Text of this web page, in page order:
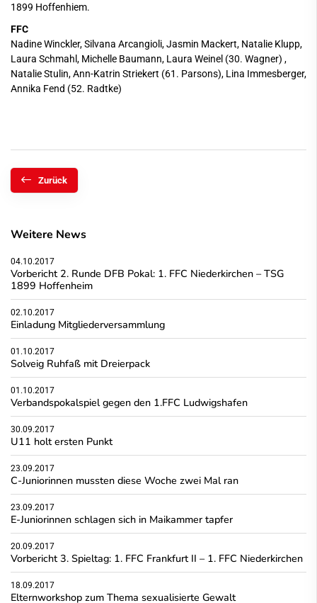
1899 Hoffenhiem.
FFC
Nadine Winckler, Silvana Arcangioli, Jasmin Mackert, Natalie Klupp,
Laura Schmahl, Michelle Baumann, Laura Weinel (30. Wagner) ,
Natalie Stulin, Ann-Katrin Striekert (61. Parsons), Lina Immesberger,
Annika Fend (52. Radtke)
Zurück
Weitere News
04.10.2017
Vorbericht 2. Runde DFB Pokal: 1. FFC Niederkirchen – TSG
1899 Hoffenheim
02.10.2017
Einladung Mitgliederversammlung
01.10.2017
Solveig Ruhfaß mit Dreierpack
01.10.2017
Verbandspokalspiel gegen den 1.FFC Ludwigshafen
30.09.2017
U11 holt ersten Punkt
23.09.2017
C-Juniorinnen mussten diese Woche zwei Mal ran
23.09.2017
E-Juniorinnen schlagen sich in Maikammer tapfer
20.09.2017
Vorbericht 3. Spieltag: 1. FFC Frankfurt II – 1. FFC Niederkirchen
18.09.2017
Elternworkshop zum Thema sexualisierte Gewalt